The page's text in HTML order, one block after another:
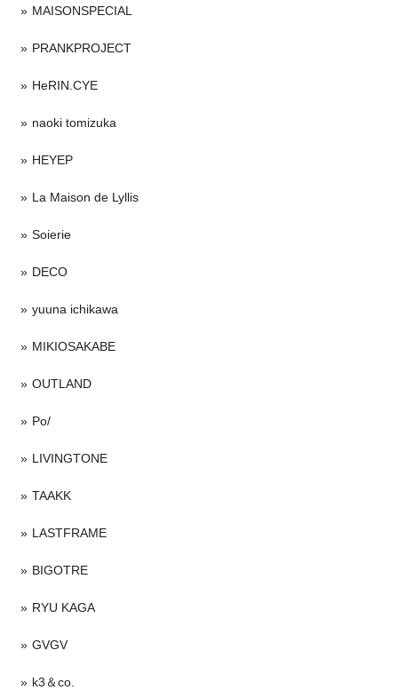
MAISONSPECIAL
PRANKPROJECT
HeRIN.CYE
naoki tomizuka
HEYEP
La Maison de Lyllis
Soierie
DECO
yuuna ichikawa
MIKIOSAKABE
OUTLAND
Po/
LIVINGTONE
TAAKK
LASTFRAME
BIGOTRE
RYU KAGA
GVGV
k3＆co.